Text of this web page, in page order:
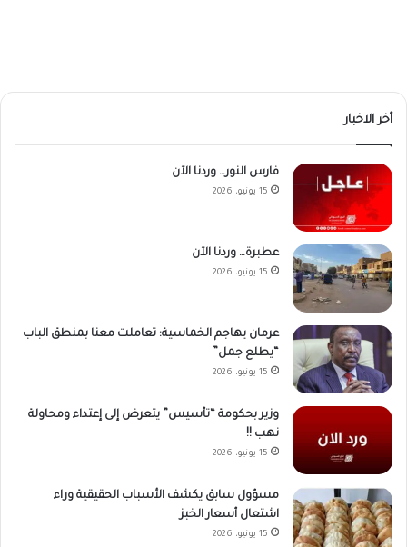
أخر الاخبار
فارس النور… وردنا الآن
15 يونيو، 2026
عطبرة… وردنا الآن
15 يونيو، 2026
عرمان يهاجم الخماسية: تعاملت معنا بمنطق الباب
“يطلع جمل”
15 يونيو، 2026
وزير بحكومة “تأسيس” يتعرض إلى إعتداء ومحاولة
نهب !!
15 يونيو، 2026
مسؤول سابق يكشف الأسباب الحقيقية وراء
اشتعال أسعار الخبز
15 يونيو، 2026